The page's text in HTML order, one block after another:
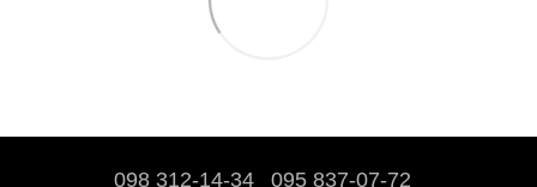
098 312-14-34 095 837-07-72